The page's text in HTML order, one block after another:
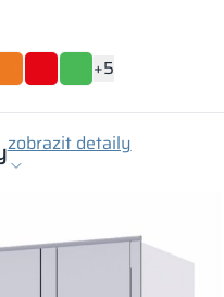
+5
zobrazit detaily